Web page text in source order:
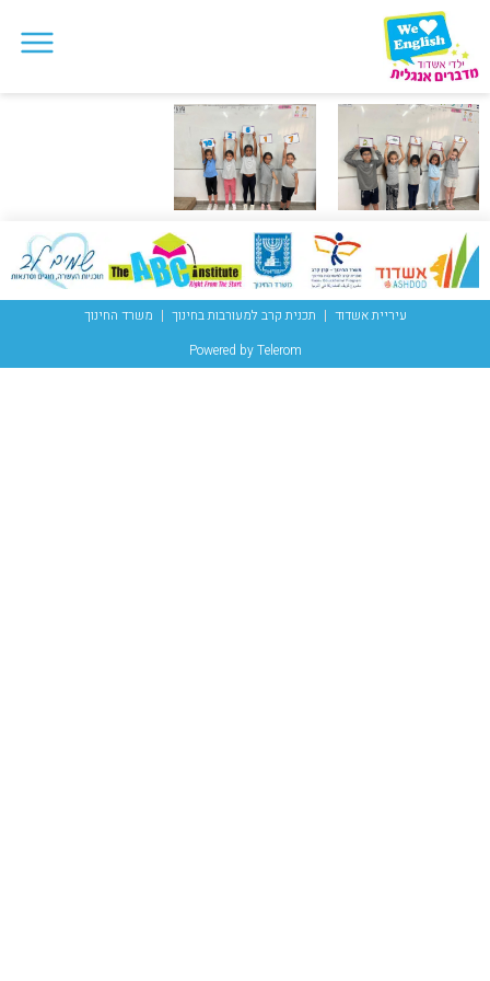
עיריית אשדוד תכנית קרב למעורבות בחינוך
משרד החינוך
Powered by Telerom